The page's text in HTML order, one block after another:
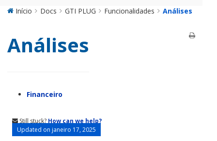
Início Docs GTI PLUG Funcionalidades Análises
Análises
Financeiro
Still stuck? How can we help?
Updated on janeiro 17, 2025